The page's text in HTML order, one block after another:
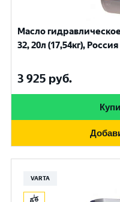
Масло
32, 20л (17,54кг), Россия
3 925 руб.
VARTA